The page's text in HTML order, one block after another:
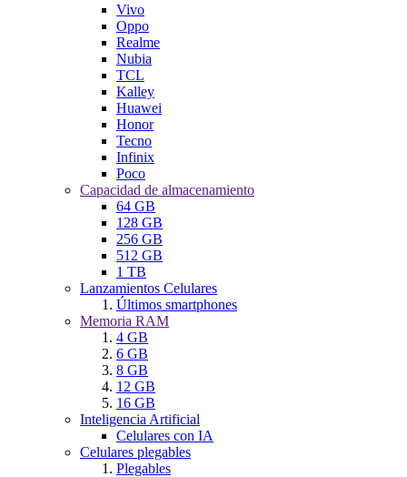
Vivo
Oppo
Realme
Nubia
TCL
Kalley
Huawei
Honor
Tecno
Infinix
Poco
Capacidad de almacenamiento
64 GB
128 GB
256 GB
512 GB
1 TB
Lanzamientos Celulares
Últimos smartphones
Memoria RAM
4 GB
6 GB
8 GB
12 GB
16 GB
Inteligencia Artificial
Celulares con IA
Celulares plegables
Plegables